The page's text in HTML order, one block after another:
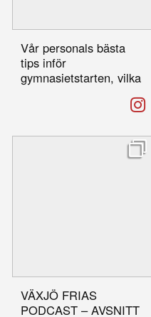
Vår personals bästa
tips inför
gymnasietstarten, vilka
#växjöfria #gymnasium
VÄXJÖ FRIAS
PODCAST – AVSNITT